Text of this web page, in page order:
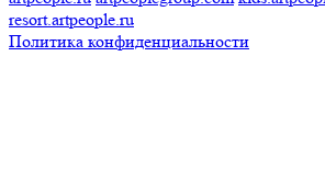
resort.artpeople.ru
Политика конфиденциальности